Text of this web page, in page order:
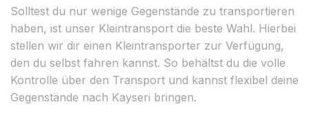
Solltest du nur wenige Gegenstände zu transportieren
haben, ist unser Kleintransport die beste Wahl. Hierbei
stellen wir dir einen Kleintransporter zur Verfügung,
den du selbst fahren kannst. So behältst du die volle
Kontrolle über den Transport und kannst flexibel deine
Gegenstände nach Kayseri bringen.